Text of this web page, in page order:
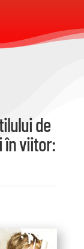
de
în viitor: